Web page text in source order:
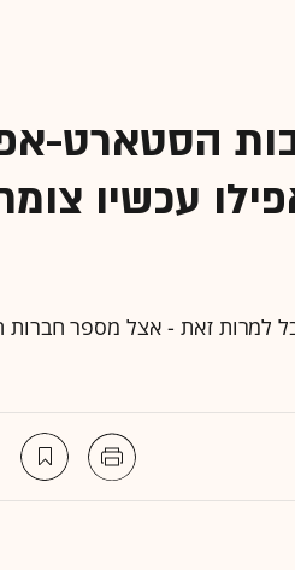
הסטארט-
עכשיו
זאת - אצל מספר חברות